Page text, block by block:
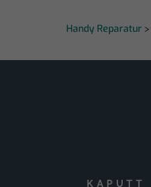
Handy Reparatur >
KAPUTT